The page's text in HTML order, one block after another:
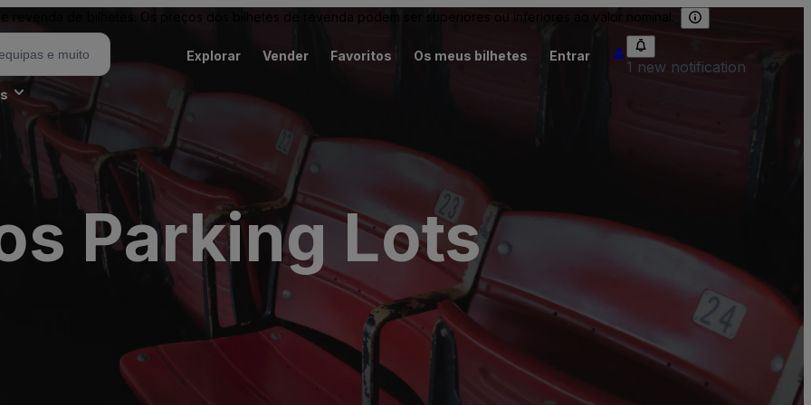
revenda de bilhetes. Os preços dos bilhetes de revenda podem ser superiores ou inferiores ao valor nominal.
Explorar Vender Favoritos Os meus bilhetes Entrar
1 new notification
Parking Lots